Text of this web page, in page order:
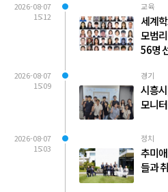
2026-08-07
15:12
교육
세계
모범리
56명
2026-08-07
15:09
경기
시흥
모니
2026-08-07
15:03
정치
추미
들과